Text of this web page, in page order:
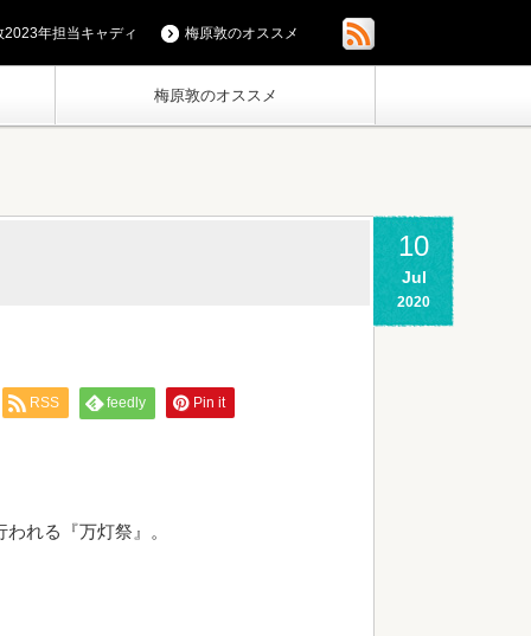
梅原敦のオススメ
2023年担当キャディ 梅原敦のオススメ
10
Jul
2020
RSS feedly Pin it
れる『万灯祭』。